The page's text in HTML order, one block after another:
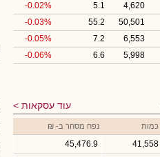
4,620
5.1
-0.02%
50,501
55.2
-0.03%
6,553
7.2
-0.05%
5,998
6.6
-0.06%
עוד עסקאות
כמות נפח מסחר ב- ₪
41,558
45,476.9